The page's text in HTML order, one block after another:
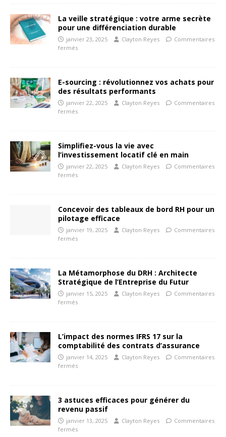
La veille stratégique : votre arme secrète
pour une différenciation durable
janvier 23, 2025 Clayton Reyes
Commentaires
fermés
E-sourcing : révolutionnez vos achats pour
des résultats performants
janvier 22, 2025 Clayton Reyes
Commentaires
fermés
Simplifiez-vous la vie avec
l’investissement locatif clé en main
janvier 22, 2025 Clayton Reyes
Commentaires
fermés
Concevoir des tableaux de bord RH pour un
pilotage efficace
janvier 19, 2025 Clayton Reyes
Commentaires
fermés
La Métamorphose du DRH : Architecte
Stratégique de l’Entreprise du Futur
janvier 15, 2025 Clayton Reyes
Commentaires
fermés
L’impact des normes IFRS 17 sur la
comptabilité des contrats d’assurance
janvier 14, 2025 Clayton Reyes
Commentaires
fermés
3 astuces efficaces pour générer du
revenu passif
janvier 13, 2025 Clayton Reyes
Commentaires
fermés